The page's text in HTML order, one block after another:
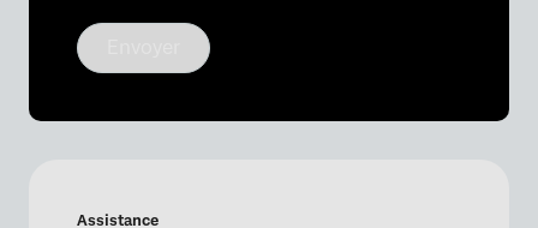
Assistance